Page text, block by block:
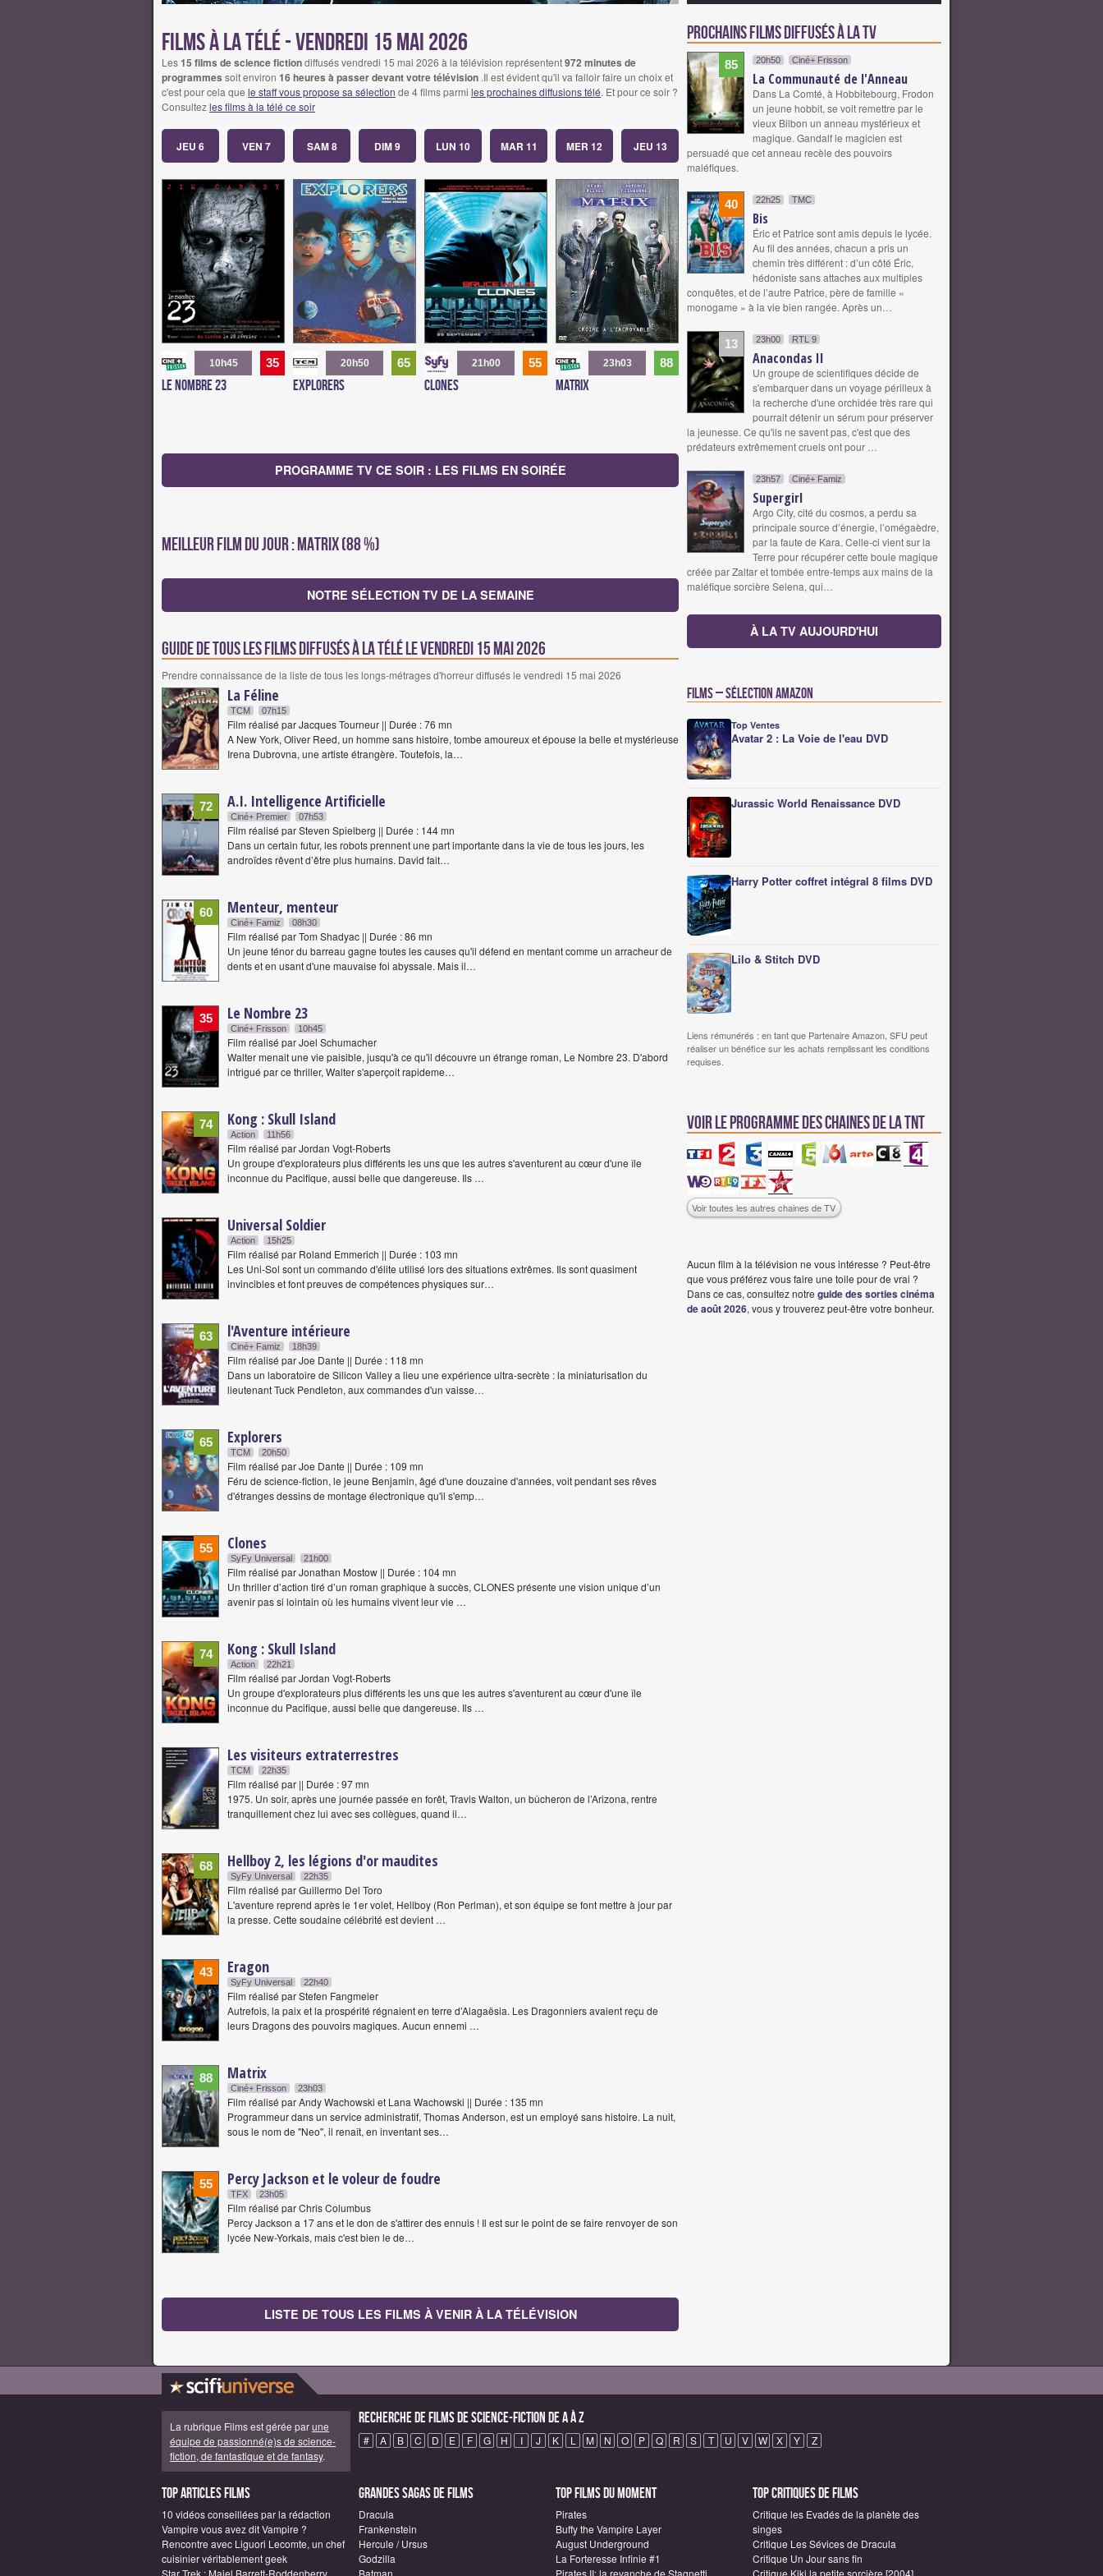
Films à la télé - vendredi 15 mai 2026
Les15 films de science fictiondiffusés vendredi 15 mai 2026 à la télévision représentent972 minutes de
programmes soit environ 16 heures à passer devant votre télévision .Il est évident qu'il va falloir faire un choix et
c'est pour cela que le staff vous propose sa sélection de 4 films parmi les prochaines diffusions télé. Et pour ce soir ?
Consultezles films à la télé ce soir
JEU 6 VEN 7 SAM 8 DIM 9 LUN 10 MAR 11 MER 12 JEU 13
10h45 35
Le Nombre 23
20h50 65
Explorers
21h00 55
Clones
23h03 88
Matrix
PROGRAMME TV CE SOIR : LES FILMS EN SOIRÉE
Meilleur film du jour : Matrix (88 %)
NOTRE SÉLECTION TV DE LA SEMAINE
Guide de tous les films diffusés à la télé le vendredi 15 mai 2026
Prendre connaissance de la liste de tous les longs-métrages d'horreur diffusés le vendredi 15 mai 2026
La Féline
TCM 07h15
Film réalisé par Jacques Tourneur || Durée : 76 mn
A New York, Oliver Reed, un homme sans histoire, tombe amoureux et épouse la belle et mystérieuse
Irena Dubrovna, une artiste étrangère. Toutefois, la…
72 A.I. Intelligence Artificielle
Ciné+ Premier 07h53
Film réalisé par Steven Spielberg || Durée : 144 mn
Dans un certain futur, les robots prennent une part importante dans la vie de tous les jours, les
androïdes rêvent d’être plus humains. David fait…
60 Menteur, menteur
Ciné+ Famiz 08h30
Film réalisé par Tom Shadyac || Durée : 86 mn
Un jeune ténor du barreau gagne toutes les causes qu'il défend en mentant comme un arracheur de
dents et en usant d'une mauvaise foi abyssale. Mais il…
35 Le Nombre 23
Ciné+ Frisson 10h45
Film réalisé par Joel Schumacher
Walter menait une vie paisible, jusqu'à ce qu'il découvre un étrange roman, Le Nombre 23. D'abord
intrigué par ce thriller, Walter s'aperçoit rapideme…
74 Kong : Skull Island
Action 11h56
Film réalisé par Jordan Vogt-Roberts
Un groupe d'explorateurs plus différents les uns que les autres s'aventurent au cœur d'une île
inconnue du Pacifique, aussi belle que dangereuse. Ils …
Universal Soldier
Action 15h25
Film réalisé par Roland Emmerich || Durée : 103 mn
Les Uni-Sol sont un commando d'élite utilisé lors des situations extrêmes. Ils sont quasiment
invincibles et font preuves de compétences physiques sur…
63 l'Aventure intérieure
Ciné+ Famiz 18h39
Film réalisé par Joe Dante || Durée : 118 mn
Dans un laboratoire de Silicon Valley a lieu une expérience ultra-secrète : la miniaturisation du
lieutenant Tuck Pendleton, aux commandes d'un vaisse…
65 Explorers
TCM 20h50
Film réalisé par Joe Dante || Durée : 109 mn
Féru de science-fiction, le jeune Benjamin, âgé d'une douzaine d'années, voit pendant ses rêves
d'étranges dessins de montage électronique qu'il s'emp…
55 Clones
SyFy Universal 21h00
Film réalisé par Jonathan Mostow || Durée : 104 mn
Un thriller d’action tiré d’un roman graphique à succès, CLONES présente une vision unique d’un
avenir pas si lointain où les humains vivent leur vie …
74 Kong : Skull Island
Action 22h21
Film réalisé par Jordan Vogt-Roberts
Un groupe d'explorateurs plus différents les uns que les autres s'aventurent au cœur d'une île
inconnue du Pacifique, aussi belle que dangereuse. Ils …
Les visiteurs extraterrestres
TCM 22h35
Film réalisé par || Durée : 97 mn
1975. Un soir, après une journée passée en forêt, Travis Walton, un bûcheron de l’Arizona, rentre
tranquillement chez lui avec ses collègues, quand il…
68 Hellboy 2, les légions d'or maudites
SyFy Universal 22h35
Film réalisé par Guillermo Del Toro
L'aventure reprend après le 1er volet, Hellboy (Ron Perlman), et son équipe se font mettre à jour par
la presse. Cette soudaine célébrité est devient …
43 Eragon
SyFy Universal 22h40
Film réalisé par Stefen Fangmeier
Autrefois, la paix et la prospérité régnaient en terre d’Alagaësia. Les Dragonniers avaient reçu de
leurs Dragons des pouvoirs magiques. Aucun ennemi …
88 Matrix
Ciné+ Frisson 23h03
Film réalisé par Andy Wachowski et Lana Wachowski || Durée : 135 mn
Programmeur dans un service administratif, Thomas Anderson, est un employé sans histoire. La nuit,
sous le nom de "Neo", il renaît, en inventant ses…
55 Percy Jackson et le voleur de foudre
TFX 23h05
Film réalisé par Chris Columbus
Percy Jackson a 17 ans et le don de s'attirer des ennuis ! Il est sur le point de se faire renvoyer de son
lycée New-Yorkais, mais c'est bien le de…
LISTE DE TOUS LES FILMS À VENIR À LA TÉLÉVISION
Prochains films diffusés à la TV
85 20h50 Ciné+ Frisson
La Communauté de l'Anneau
Dans La Comté, à Hobbitebourg, Frodon
un jeune hobbit, se voit remettre par le
vieux Bilbon un anneau mystérieux et
magique. Gandalf le magicien est
persuadé que cet anneau recèle des pouvoirs
maléfiques.
40 22h25 TMC
Bis
Éric et Patrice sont amis depuis le lycée.
Au fil des années, chacun a pris un
chemin très différent : d’un côté Éric,
hédoniste sans attaches aux multiples
conquêtes, et de l’autre Patrice, père de famille «
monogame » à la vie bien rangée. Après un…
13 23h00 RTL 9
Anacondas II
Un groupe de scientifiques décide de
s'embarquer dans un voyage périlleux à
la recherche d'une orchidée très rare qui
pourrait détenir un sérum pour préserver
la jeunesse. Ce qu'ils ne savent pas, c'est que des
prédateurs extrêmement cruels ont pour …
23h57 Ciné+ Famiz
Supergirl
Argo City, cité du cosmos, a perdu sa
principale source d’énergie, l’omégaèdre,
par la faute de Kara. Celle-ci vient sur la
Terre pour récupérer cette boule magique
créée par Zaltar et tombée entre-temps aux mains de la
maléfique sorcière Selena, qui…
À LA TV AUJOURD'HUI
Films – Sélection Amazon
Top Ventes
Avatar 2 : La Voie de l'eau DVD
Jurassic World Renaissance DVD
Harry Potter coffret intégral 8 films DVD
Lilo & Stitch DVD
Liens rémunérés : en tant que Partenaire Amazon, SFU peut
réaliser un bénéfice sur les achats remplissant les conditions
requises.
Voir le programme des chaines de la TNT
Voir toutes les autres chaines de TV
Aucun film à la télévision ne vous intéresse ? Peut-être
que vous préférez vous faire une toile pour de vrai ?
Dans ce cas, consultez notre guide des sorties cinéma
de août 2026, vous y trouverez peut-être votre bonheur.
La rubrique Films est gérée parune
équipe de passionné(e)s de science-
fiction, de fantastique et de fantasy.
Recherche de Films de science-fiction de A à Z
# A B C D E F G H I J K L M N O P Q R S T U V W X Y Z
Top articles Films
10 vidéos conseillées par la rédaction
Vampire vous avez dit Vampire ?
Rencontre avec Liguori Lecomte, un chef
cuisinier véritablement geek
Star Trek : Majel Barrett-Roddenberry
Grandes sagas de Films
Dracula
Frankenstein
Hercule / Ursus
Godzilla
Batman
Top Films du moment
Pirates
Buffy the Vampire Layer
August Underground
La Forteresse Infinie #1
Pirates II: la revanche de Stagnetti
Top critiques de Films
Critique les Evadés de la planète des
singes
Critique Les Sévices de Dracula
Critique Un Jour sans fin
Critique Kiki la petite sorcière [2004]